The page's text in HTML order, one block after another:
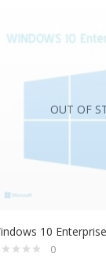
OUT OF
0